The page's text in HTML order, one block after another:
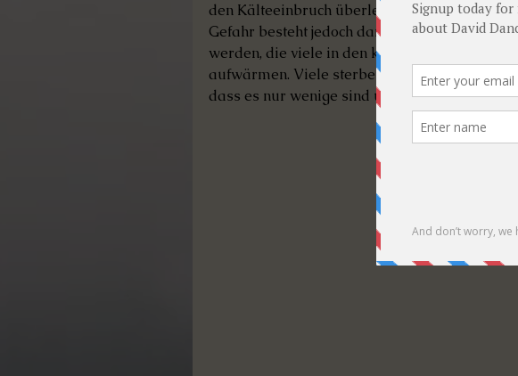
den Kälteeinbruch überleben könnten, wenn
Gefahr besteht jedoch darin, dass sie
werden, die viele in den kommenden Wochen
aufwärmen. Viele sterben vielleicht auch nur
dass es nur wenige sind und die Mehrheit